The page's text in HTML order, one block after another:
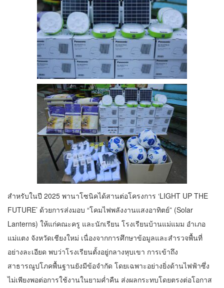
สำหรับในปี 2025 พานาโซนิคได้สานต่อโครงการ ‘LIGHT UP THE
FUTURE’ ด้วยการส่งมอบ “โคมไฟพลังงานแสงอาทิตย์” (Solar
Lanterns) ให้แก่คณะครู และนักเรียน โรงเรียนบ้านแม่แมม อำเภอ
แม่แตง จังหวัดเชียงใหม่ เนื่องจากการศึกษาข้อมูลและสำรวจพื้นที่
อย่างละเอียด พบว่าโรงเรียนตั้งอยู่กลางหุบเขา การเข้าถึง
สาธารณูปโภคพื้นฐานยังมีข้อจำกัด โดยเฉพาะอย่างยิ่งด้านไฟฟ้าซึ่ง
ไม่เพียงพอต่อการใช้งานในยามค่ำคืน ส่งผลกระทบโดยตรงต่อโอกาส